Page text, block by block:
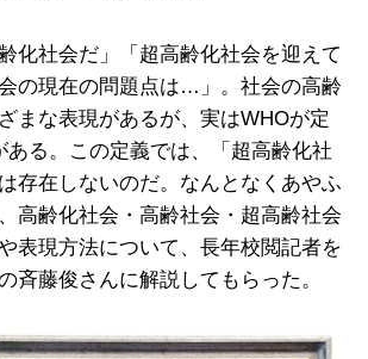
化社会だ」「超高齢化社会を迎えて
の現在の問題点は…」。社会の高齢
まな表現があるが、実はWHOが定
ある。この定義では、「超高齢化社
存在しないのだ。なんとなくあやふ
高齢化社会・高齢社会・超高齢社会
表現方法について、長年校閲記者を
斉藤俊さんに解説してもらった。